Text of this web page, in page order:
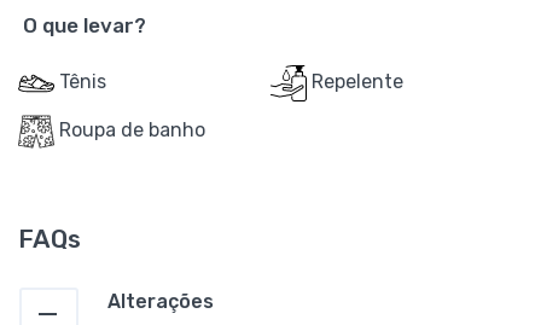
O que levar?
Tênis Repelente
Roupa de banho
FAQs
Alterações